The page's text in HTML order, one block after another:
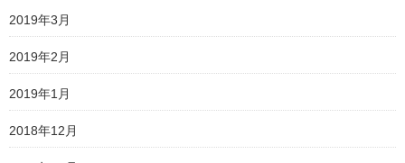
2019年3月
2019年2月
2019年1月
2018年12月